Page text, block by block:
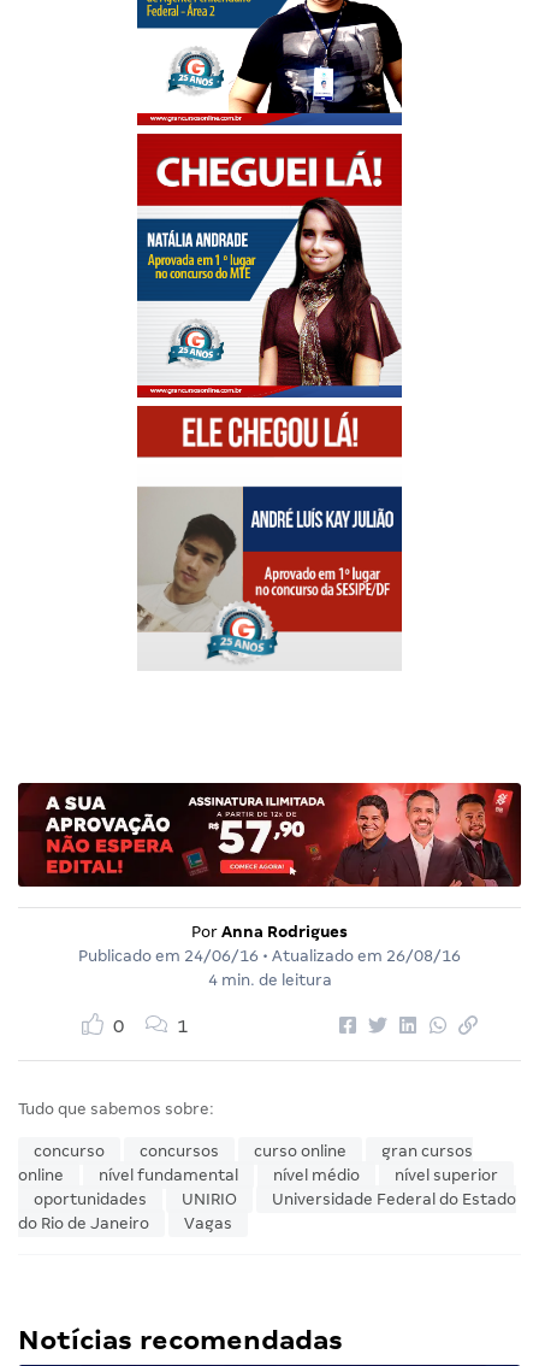
Por Anna Rodrigues
Publicado em 24/06/16 • Atualizado em 26/08/16
4 min. de leitura
0 1
Tudo que sabemos sobre:
concurso concursos curso online
gran cursos
online
nível fundamental nível médio
nível superior
oportunidades
UNIRIO
Universidade Federal do Estado
do Rio de Janeiro
Vagas
Notícias recomendadas